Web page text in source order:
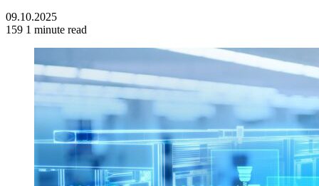
09.10.2025
159 1 minute read